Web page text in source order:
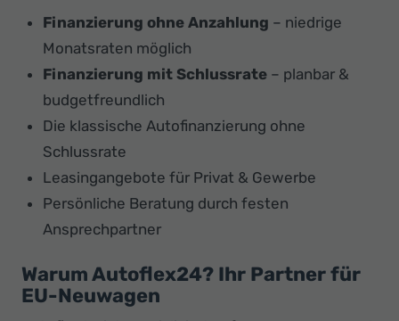
Finanzierung ohne Anzahlung – niedrige
Monatsraten möglich
Finanzierung mit Schlussrate – planbar &
budgetfreundlich
Die klassische Autofinanzierung ohne
Schlussrate
Leasingangebote für Privat & Gewerbe
Persönliche Beratung durch festen
Ansprechpartner
Warum Autoflex24? Ihr Partner für
EU-Neuwagen